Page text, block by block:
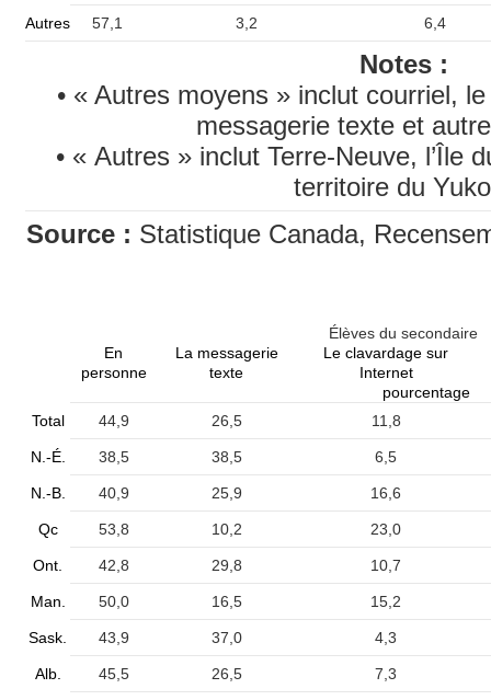
Autres 57,1 3,2 6,4
Notes :
• « Autres moyens » inclut courriel,
messagerie texte et
• « Autres » inclut Terre-Neuve, l’Île
territoire du
Source : Statistique Canada,
Élèves du secondaire
En
personne
La messagerie
texte
Le clavardage sur
Internet
pourcentage
Total
44,9 26,5 11,8
N.-É. 38,5 38,5 6,5
N.-B. 40,9 25,9 16,6
Qc 53,8 10,2 23,0
Ont. 42,8 29,8 10,7
Man. 50,0 16,5 15,2
Sask. 43,9 37,0 4,3
Alb. 45,5 26,5 7,3